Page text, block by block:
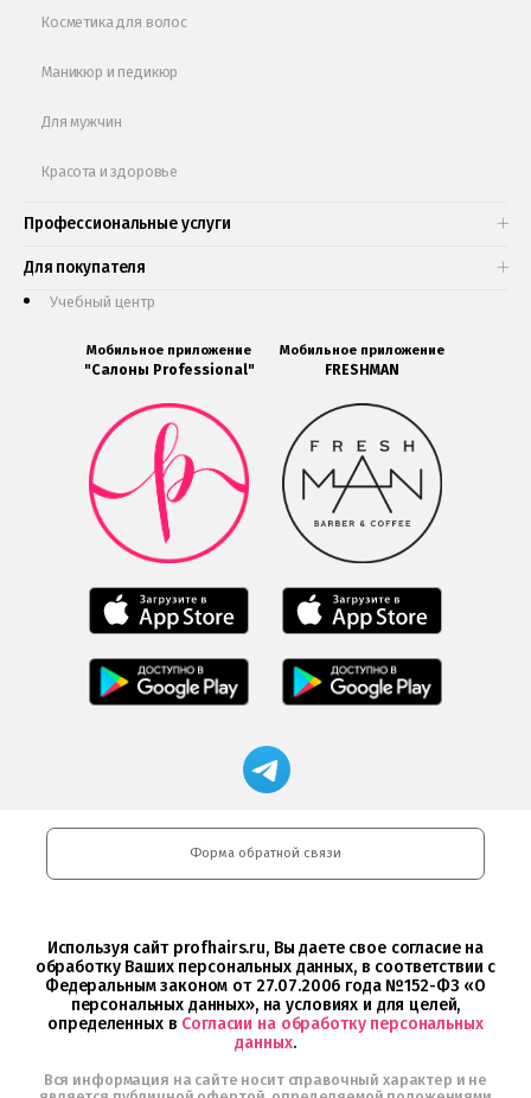
Косметика для волос
Маникюр и педикюр
Для мужчин
Красота и здоровье
Профессиональные услуги
Для покупателя
Учебный центр
Мобильное приложение
"Салоны Professional"
Мобильное
приложение
Салоны
Professional
загрузить
в
Google
Мобильное
приложение
Салоны
загрузить
в
App
Мобильное
приложение
Салоны
Мобильное приложение
FRESHMAN
Мобильное
приложение
FRESHMAN
в
Google
Play
Мобильное
приложение
Freshman
в
App
Store
Мобильное
приложение
FRESHMAN
Магазин
профессиональной
косметики
и
Интернет-
Форма обратной связи
Используя сайт profhairs.ru, Вы даете свое согласие на
обработку Ваших персональных данных, в соответствии с
Федеральным законом от 27.07.2006 года №152-ФЗ «О
персональных данных», на условиях и для целей,
определенных в Согласии на обработку персональных
данных.
Вся информация на сайте носит справочный характер и не